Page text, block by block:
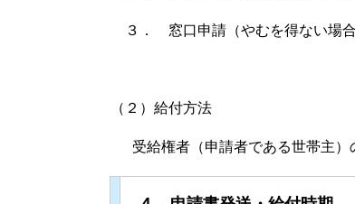
３． 窓口申請（やむを得ない場合
（２）給付方法
受給権者（申請者である世帯主）